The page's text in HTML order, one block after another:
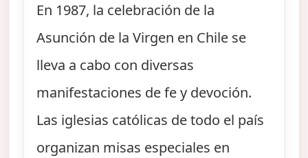
En 1987, la celebración de la
Asunción de la Virgen en Chile se
lleva a cabo con diversas
manifestaciones de fe y devoción.
Las iglesias católicas de todo el país
organizan misas especiales en